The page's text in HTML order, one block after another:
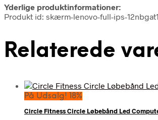
Yderlige produktinformationer:
Produkt id: skærm-lenovo-full-ips-
Relaterede
På Udsalg! 18%
Circle Fitness Circle Løbebånd Led